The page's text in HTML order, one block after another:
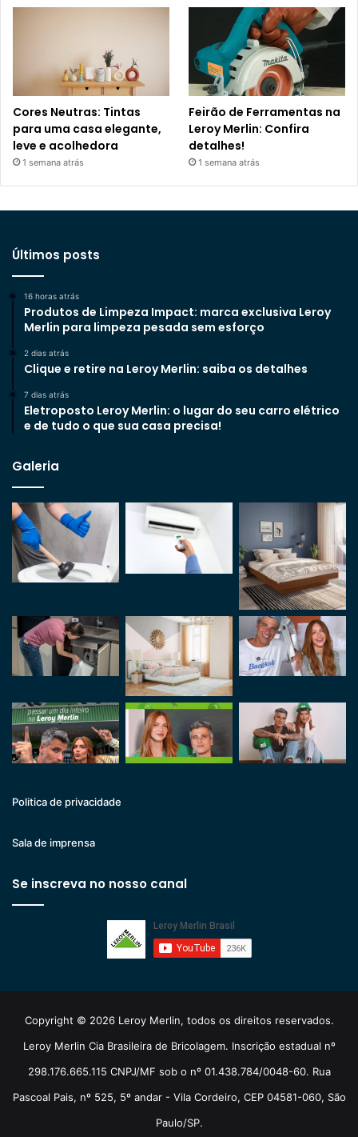
Cores Neutras: Tintas
para uma casa elegante,
leve e acolhedora
1 semana atrás
Feirão de Ferramentas na
Leroy Merlin: Confira
detalhes!
1 semana atrás
Últimos posts
16 horas atrás
Produtos de Limpeza Impact: marca exclusiva Leroy
Merlin para limpeza pesada sem esforço
2 dias atrás
Clique e retire na Leroy Merlin: saiba os detalhes
7 dias atrás
Eletroposto Leroy Merlin: o lugar do seu carro elétrico
e de tudo o que sua casa precisa!
Galeria
Politica de privacidade
Sala de imprensa
Se inscreva no nosso canal
Copyright © 2026 Leroy Merlin, todos os direitos reservados.
Leroy Merlin Cia Brasileira de Bricolagem. Inscrição estadual nº
298.176.665.115 CNPJ/MF sob o nº 01.438.784/0048-60. Rua
Pascoal Pais, nº 525, 5º andar - Vila Cordeiro, CEP 04581-060, São
Paulo/SP.